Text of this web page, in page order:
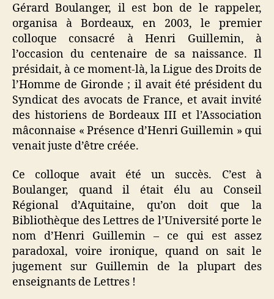
Gérard Boulanger, il est bon de le rappeler,
organisa à Bordeaux, en 2003, le premier
colloque consacré à Henri Guillemin, à
l’occasion du centenaire de sa naissance. Il
présidait, à ce moment-là, la Ligue des Droits de
l’Homme de Gironde ; il avait été président du
Syndicat des avocats de France, et avait invité
des historiens de Bordeaux III et l’Association
mâconnaise « Présence d’Henri Guillemin » qui
venait juste d’être créée.
Ce colloque avait été un succès. C’est à
Boulanger, quand il était élu au Conseil
Régional d’Aquitaine, qu’on doit que la
Bibliothèque des Lettres de l’Université porte le
nom d’Henri Guillemin – ce qui est assez
paradoxal, voire ironique, quand on sait le
jugement sur Guillemin de la plupart des
enseignants de Lettres !